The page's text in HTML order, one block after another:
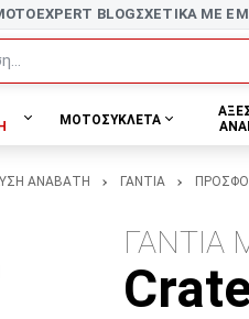
BLOGΣΧΕΤΙΚΑ ΜΕ
ΜΟΤΟΣΥΚΛΕΤΑ
ΑΝΑΒΑΤΗ ΓΑΝΤΙΑ
ΓΑΝΤΙΑ